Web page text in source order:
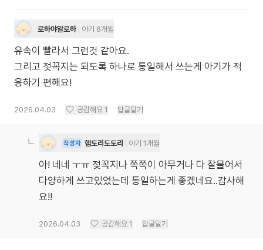
로하야알로하 아기 6개월
유속이 빨라서 그런것 같아요.
그리고 젖꼭지는 되도록 하나로 통일해서 쓰는게 아기가 적
응하기 편해요!
2026.04.03 공감해요 1 답글달기
작성자 햄토리도토리 아기 1개월
아! 네네 ㅜㅠ 젖꼭지나 쪽쪽이 아무거나 다 잘물어서
다양하게 쓰고있었는데 통일하는게 좋겠네요..감사해
요!!
2026.04.03 공감해요 1 답글달기